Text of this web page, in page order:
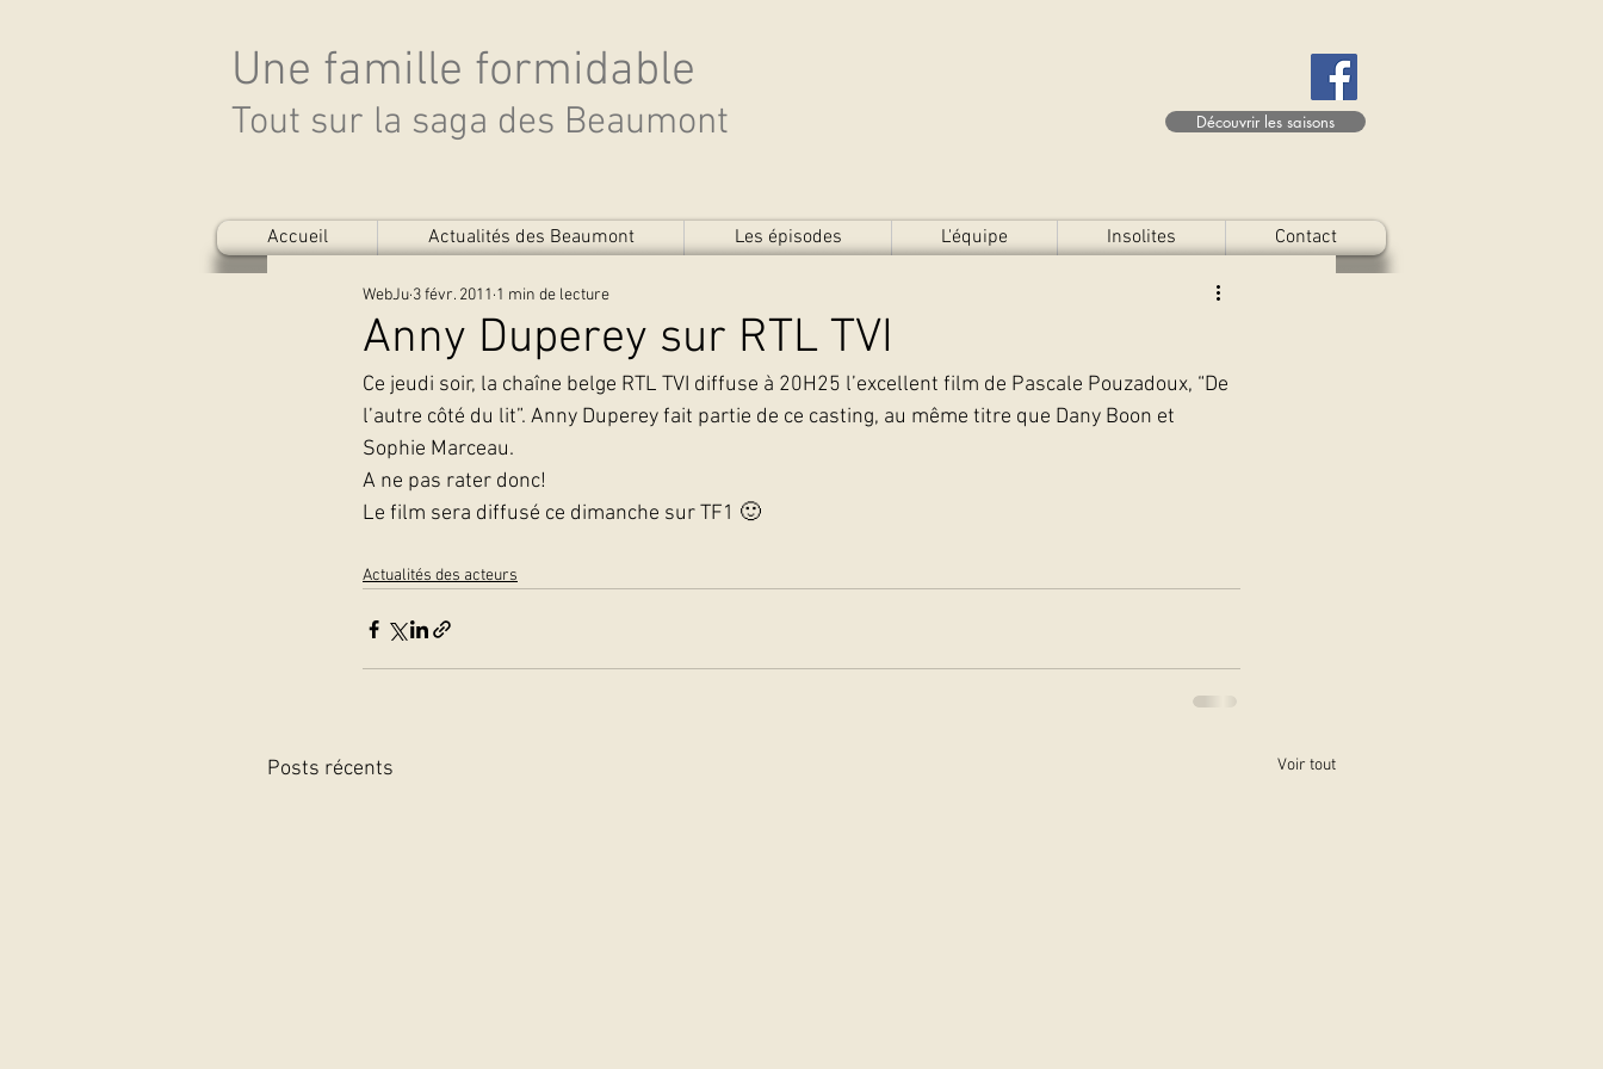
Une famille formidable
Tout sur la saga des Beaumont Découvrir les saisons
Accueil Actualités des Beaumont Les épisodes L'équipe Insolites Contact
Anny Duperey sur RTL TVI
WebJu 3 févr. 2011 1 min de lecture
Ce jeudi soir, la chaîne belge RTL TVI diffuse à 20H25 l’excellent film de Pascale Pouzadoux, “De
l’autre côté du lit”. Anny Duperey fait partie de ce casting, au même titre que Dany Boon et
Sophie Marceau.
A ne pas rater donc!
Le film sera diffusé ce dimanche sur TF1 🙂
Actualités des acteurs
Posts récents Voir tout